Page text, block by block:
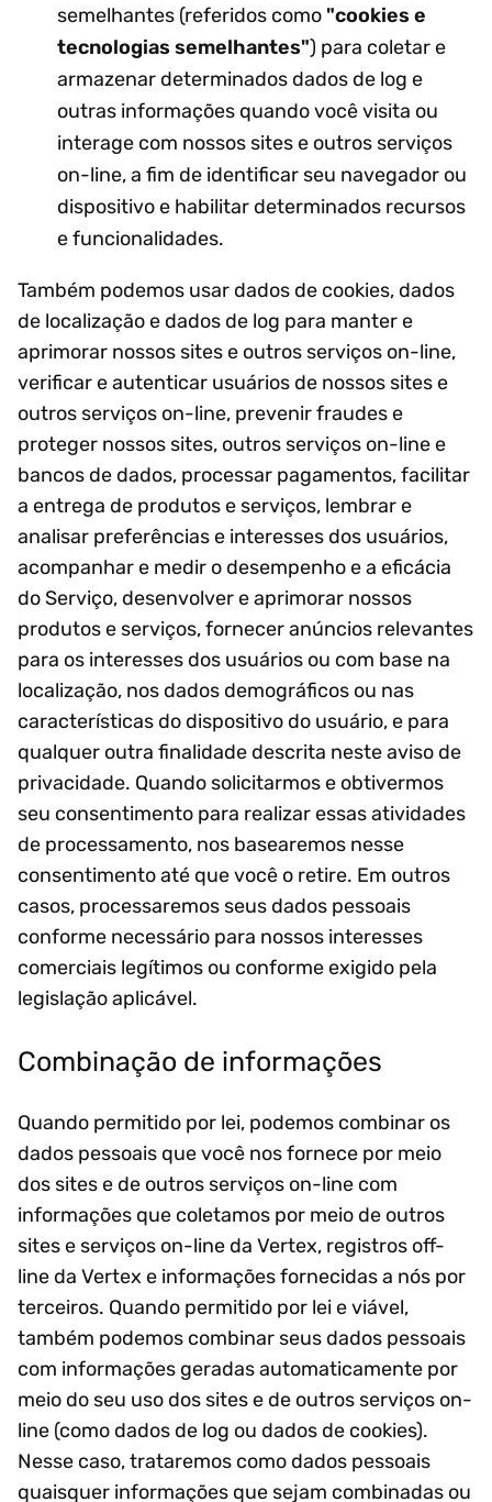
semelhantes (referidos como"cookies e
tecnologias semelhantes") para coletar e
armazenar determinados dados de log e
outras informações quando você visita ou
interage com nossos sites e outros serviços
on-line, a fim de identificar seu navegador ou
dispositivo e habilitar determinados recursos
e funcionalidades.
Também podemos usar dados de cookies, dados
de localização e dados de log para manter e
aprimorar nossos sites e outros serviços on-line,
verificar e autenticar usuários de nossos sites e
outros serviços on-line, prevenir fraudes e
proteger nossos sites, outros serviços on-line e
bancos de dados, processar pagamentos, facilitar
a entrega de produtos e serviços, lembrar e
analisar preferências e interesses dos usuários,
acompanhar e medir o desempenho e a eficácia
do Serviço, desenvolver e aprimorar nossos
produtos e serviços, fornecer anúncios relevantes
para os interesses dos usuários ou com base na
localização, nos dados demográficos ou nas
características do dispositivo do usuário, e para
qualquer outra finalidade descrita neste aviso de
privacidade. Quando solicitarmos e obtivermos
seu consentimento para realizar essas atividades
de processamento, nos basearemos nesse
consentimento até que você o retire. Em outros
casos, processaremos seus dados pessoais
conforme necessário para nossos interesses
comerciais legítimos ou conforme exigido pela
legislação aplicável.
Combinação de informações
Quando permitido por lei, podemos combinar os
dados pessoais que você nos fornece por meio
dos sites e de outros serviços on-line com
informações que coletamos por meio de outros
sites e serviços on-line da Vertex, registros off-
line da Vertex e informações fornecidas a nós por
terceiros. Quando permitido por lei e viável,
também podemos combinar seus dados pessoais
com informações geradas automaticamente por
meio do seu uso dos sites e de outros serviços on-
line (como dados de log ou dados de cookies).
Nesse caso, trataremos como dados pessoais
quaisquer informações que sejam combinadas ou